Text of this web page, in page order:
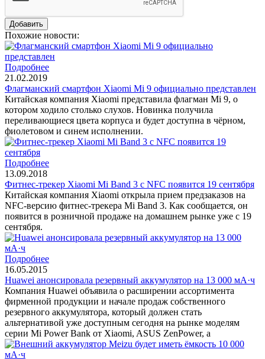
Похожие новости:
Подробнее
21.02.2019
Флагманский смартфон Xiaomi Mi 9 официально представлен
Китайская компания Xiaomi представила флагман Mi 9, о
котором ходило столько слухов. Новинка получила
переливающиеся цвета корпуса и будет доступна в чёрном,
фиолетовом и синем исполнении.
Подробнее
13.09.2018
Фитнес-трекер Xiaomi Mi Band 3 c NFC появится 19 сентября
Китайская компания Xiaomi открыла прием предзаказов на
NFC-версию фитнес-трекера Mi Band 3. Как сообщается, он
появится в розничной продаже на домашнем рынке уже с 19
сентября.
Подробнее
16.05.2015
Huawei анонсировала резервный аккумулятор на 13 000 мА·ч
Компания Huawei объявила о расширении ассортимента
фирменной продукции и начале продаж собственного
резервного аккумулятора, который должен стать
альтернативой уже доступным сегодня на рынке моделям
серии Mi Power Bank от Xiaomi, ASUS ZenPower, а